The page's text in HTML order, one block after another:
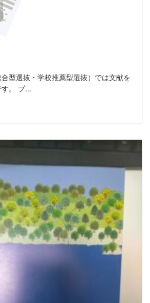
型選抜・学校推薦型選抜）では文献を
。 プ...